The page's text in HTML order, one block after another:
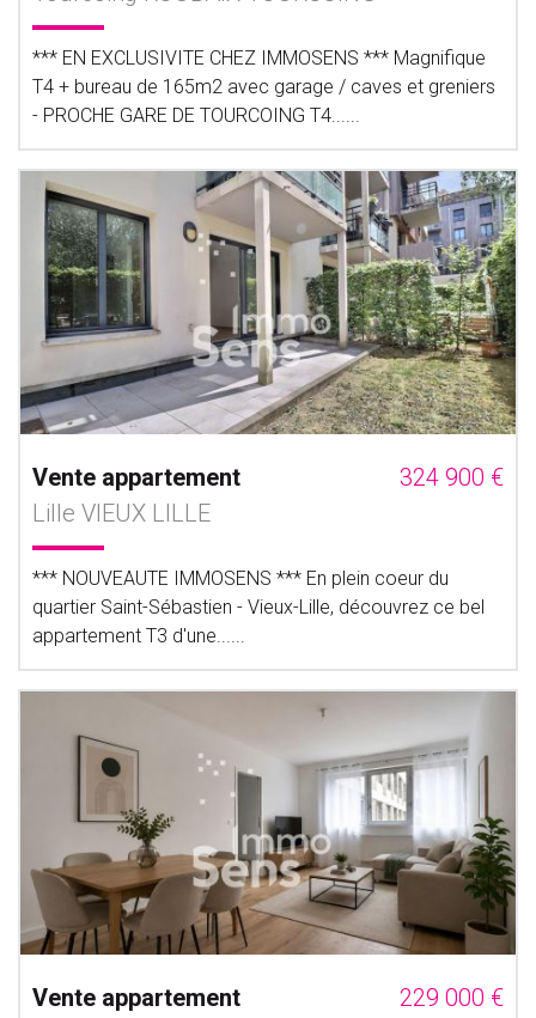
*** EN EXCLUSIVITE CHEZ IMMOSENS *** Magnifique
T4 + bureau de 165m2 avec garage / caves et greniers
- PROCHE GARE DE TOURCOING T4......
Vente appartement
324 900 €
Lille VIEUX LILLE
*** NOUVEAUTE IMMOSENS *** En plein coeur du
quartier Saint-Sébastien - Vieux-Lille, découvrez ce bel
appartement T3 d'une......
Vente appartement
229 000 €